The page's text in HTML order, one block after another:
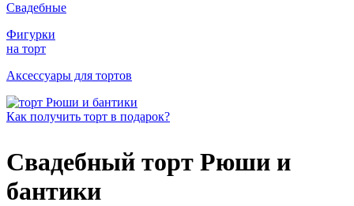
Свадебные
Фигурки
на торт
Аксессуары для тортов
Как получить торт в подарок?
Свадебный торт Рюши и
бантики